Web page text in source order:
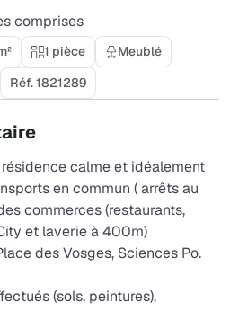
comprises
1 pièce
Meublé
Réf. 1821289
calme et idéalement
en commun ( arrêts au
commerces (restaurants,
et laverie à 400m)
des Vosges, Sciences Po.
(sols, peintures),